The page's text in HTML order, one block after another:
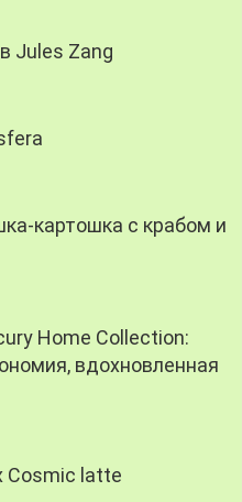
Jules Zang
картошка с крабом и
Home Collection:
вдохновленная
Cosmic latte